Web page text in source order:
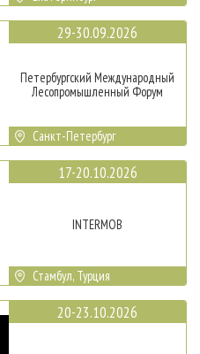
29-30.09.2026
Петербургский Международный
Лесопромышленный Форум
Санкт-Петербург
17-20.10.2026
INTERMOB
Стамбул, Турция
20-23.10.2026